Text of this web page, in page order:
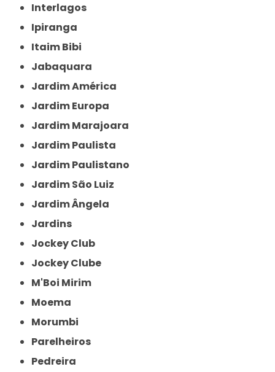
Interlagos
Ipiranga
Itaim Bibi
Jabaquara
Jardim América
Jardim Europa
Jardim Marajoara
Jardim Paulista
Jardim Paulistano
Jardim São Luiz
Jardim Ângela
Jardins
Jockey Club
Jockey Clube
M'Boi Mirim
Moema
Morumbi
Parelheiros
Pedreira